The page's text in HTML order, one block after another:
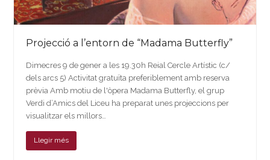
Projecció a l’entorn de “Madama Butterfly”
Dimecres 9 de gener a les 19.30h Reial Cercle Artístic (c/
dels arcs 5) Activitat gratuïta preferiblement amb reserva
prèvia Amb motiu de l'òpera Madama Butterfly, el grup
Verdi d’Amics del Liceu ha preparat unes projeccions per
visualitzar els millors…
Llegir més